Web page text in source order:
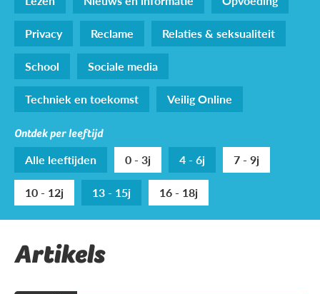
Privacy
Reclame
Relaties & seksualiteit
School
Sociale media
Techniek en toekomst
Veilig Online
Ontdek per leeftijd
Alle leeftijden 0 - 3j 4 - 6j
7 - 9j
10 - 12j
13 - 15j 16 - 18j
Artikels